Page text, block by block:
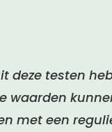
deze testen
waarden
met een